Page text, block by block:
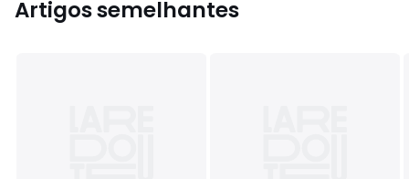
Artigos semelhantes